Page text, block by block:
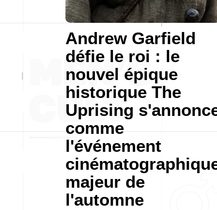
Andrew Garfield
défie le roi : le
nouvel épique
historique The
Uprising
comme
l'événement
majeur de
l'automne